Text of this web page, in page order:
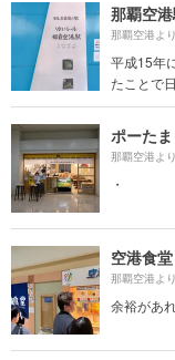
那覇空
那覇空港よ
平成15年
たことで
ポーた
那覇空港よ
・
空港食堂
那覇空港よ
余裕があ